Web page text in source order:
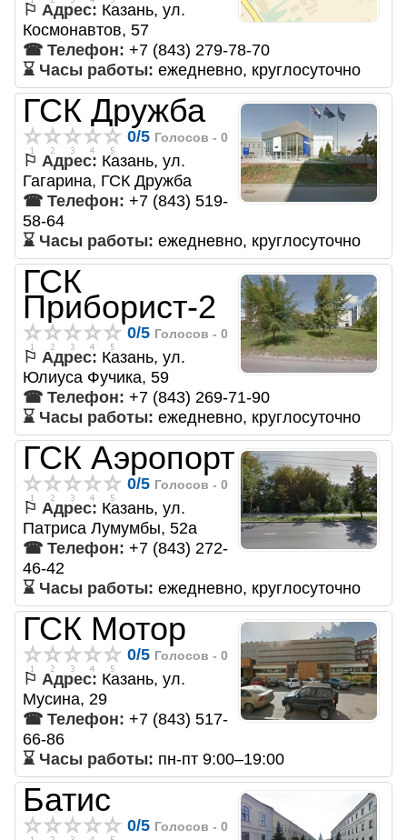
⚐ Адрес: Казань, ул.
Космонавтов, 57
☎ Телефон: +7 (843) 279-78-70
⌛ Часы работы: ежедневно, круглосуточно
ГСК Дружба
0/5 Голосов - 0
⚐ Адрес: Казань, ул.
Гагарина, ГСК Дружба
☎ Телефон: +7 (843) 519-
58-64
⌛ Часы работы: ежедневно, круглосуточно
ГСК
Приборист-2
0/5 Голосов - 0
⚐ Адрес: Казань, ул.
Юлиуса Фучика, 59
☎ Телефон: +7 (843) 269-71-90
⌛ Часы работы: ежедневно, круглосуточно
ГСК Аэропорт
0/5 Голосов - 0
⚐ Адрес: Казань, ул.
Патриса Лумумбы, 52а
☎ Телефон: +7 (843) 272-
46-42
⌛ Часы работы: ежедневно, круглосуточно
ГСК Мотор
0/5 Голосов - 0
⚐ Адрес: Казань, ул.
Мусина, 29
☎ Телефон: +7 (843) 517-
66-86
⌛ Часы работы: пн-пт 9:00–19:00
Батис
0/5 Голосов - 0